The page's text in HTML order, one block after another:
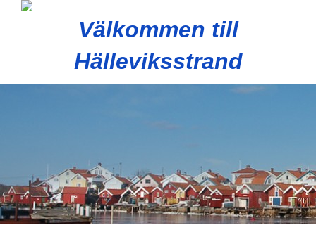
Välkommen till
Hälleviksstrand